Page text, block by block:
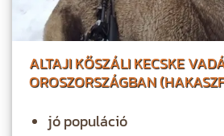
ALTAJI KŐSZÁLI KECSKE
OROSZORSZÁGBAN
jó populáció